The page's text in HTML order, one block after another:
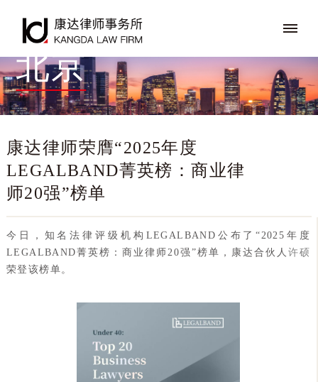
北京
康达律师荣膺“2025年度
LEGALBAND菁英榜：商业律
师20强”榜单
今日，知名法律评级机构LEGALBAND公布了“2025年度
LEGALBAND菁英榜：商业律师20强”榜单，康达合伙人 许硕
荣登该榜单。